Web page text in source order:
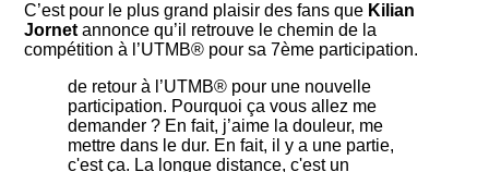
C’est pour le plus grand plaisir des fans que Kilian
Jornet annonce qu’il retrouve le chemin de la
compétition à l’UTMB® pour sa 7ème participation.
de retour à l’UTMB® pour une nouvelle
participation. Pourquoi ça vous allez me
demander ? En fait, j’aime la douleur, me
mettre dans le dur. En fait, il y a une partie,
c'est ça. La longue distance, c'est un